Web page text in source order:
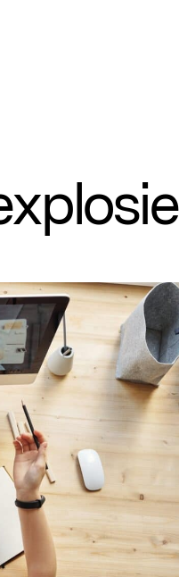
en te verbeteren. De